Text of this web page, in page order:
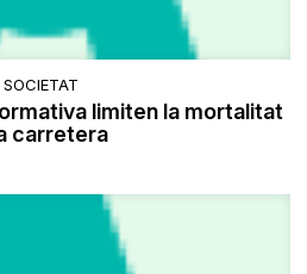
SOCIETAT
limiten la mortalitat
carretera